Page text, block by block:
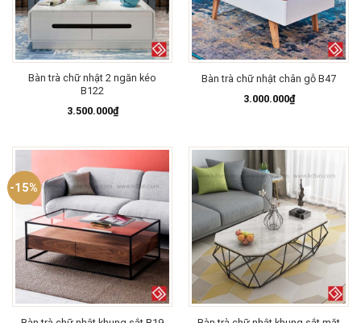
Bàn trà chữ nhật 2 ngăn kéo
B122
3.500.000₫
Bàn trà chữ nhật chân gỗ B47
3.000.000₫
-15%